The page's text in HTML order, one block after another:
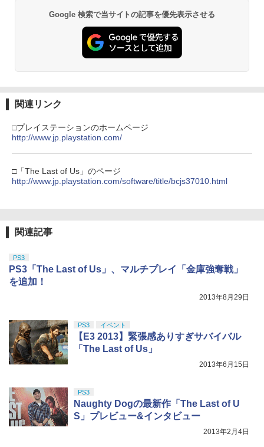
Google 検索で当サイトの記事を優先表示させる
関連リンク
□プレイステーションのホームページ
http://www.jp.playstation.com/
□「The Last of Us」のページ
http://www.jp.playstation.com/software/title/bcjs37010.html
関連記事
PS3
PS3「The Last of Us」、マルチプレイ「金庫強奪戦」
を追加！
2013年8月29日
PS3 イベント
【E3 2013】緊張感ありすぎサバイバル
「The Last of Us」
2013年6月15日
PS3
Naughty Dogの最新作「The Last of U
S」プレビュー&インタビュー
2013年2月4日